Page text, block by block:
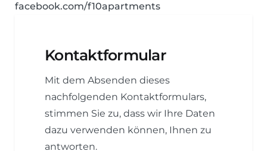
facebook.com/f10apartments
Kontaktformular
Mit dem Absenden dieses
nachfolgenden Kontaktformulars,
stimmen Sie zu, dass wir Ihre Daten
dazu verwenden können, Ihnen zu
antworten.